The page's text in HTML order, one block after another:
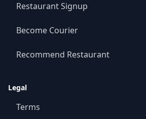
Restaurant Signup
Become Courier
Recommend Restaurant
Legal
Terms